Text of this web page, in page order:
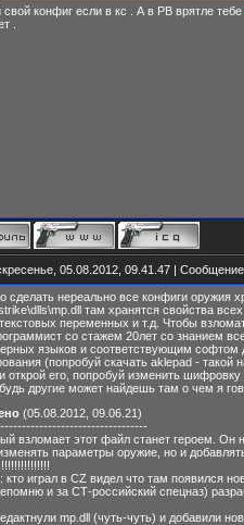
конфиг если в кс . А в РВ врятле тебе
.
05.08.2012, 09.41.47 |
сделать нереально все конфиги оружия
там хранятся свойства
переменных и т.д. Чтобы
со стажем 20лет со знанием
языков и соответствующим софтом
(попробуй скачать aklepad - такой
открой его, попробуй изменить
другие может найдешь там о чем я
(05.08.2012, 09.06.21)
взломает этот файл станет героем. Он
параметры оружие, но и
играл в CZ видел что там появился
и за СТ-российский спецназ)
mp.dll (чуть-чуть) и добавили